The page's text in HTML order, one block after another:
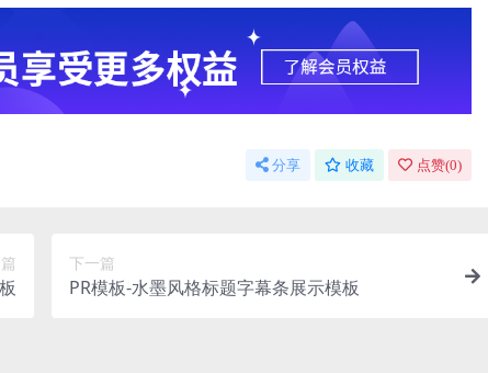
分享 收藏 点赞(0)
下一篇
PR模板-水墨风格标题字幕条展示模板